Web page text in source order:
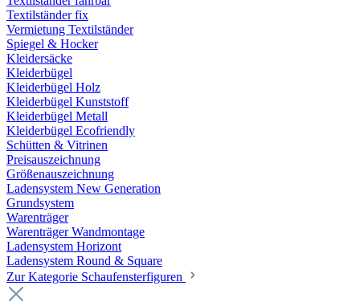
Textilständer fix
Vermietung Textilständer
Spiegel & Hocker
Kleidersäcke
Kleiderbügel
Kleiderbügel Holz
Kleiderbügel Kunststoff
Kleiderbügel Metall
Kleiderbügel Ecofriendly
Schütten & Vitrinen
Preisauszeichnung
Größenauszeichnung
Ladensystem New Generation
Grundsystem
Warenträger
Warenträger Wandmontage
Ladensystem Horizont
Ladensystem Round & Square
Zur Kategorie Schaufenster­figuren